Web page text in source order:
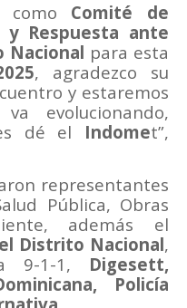
como Comité de
y Respuesta ante
Nacional para esta
, agradezco su
y estaremos
evolucionando,
dé el Indomet”,
representantes
Pública, Obras
además el
Distrito Nacional,
9-1-1, Digesett,
Policía